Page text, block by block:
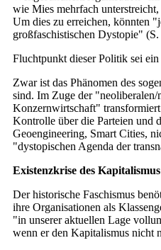
wie Mies mehrfach
Um dies zu erreichen, könnten
großfaschistischen Dystopie" (S.
Fluchtpunkt dieser Politik sei
Zwar ist das Phänomen des
sind. Im Zuge der
Konzernwirtschaft"
Kontrolle über die Parteien und
Geoengineering, Smart Cities,
"dystopischen Agenda der
Existenzkrise des Kapitalismus
Der historische Faschismus
ihre Organisationen als
"in unserer aktuellen Lage
wenn er den Kapitalismus nicht